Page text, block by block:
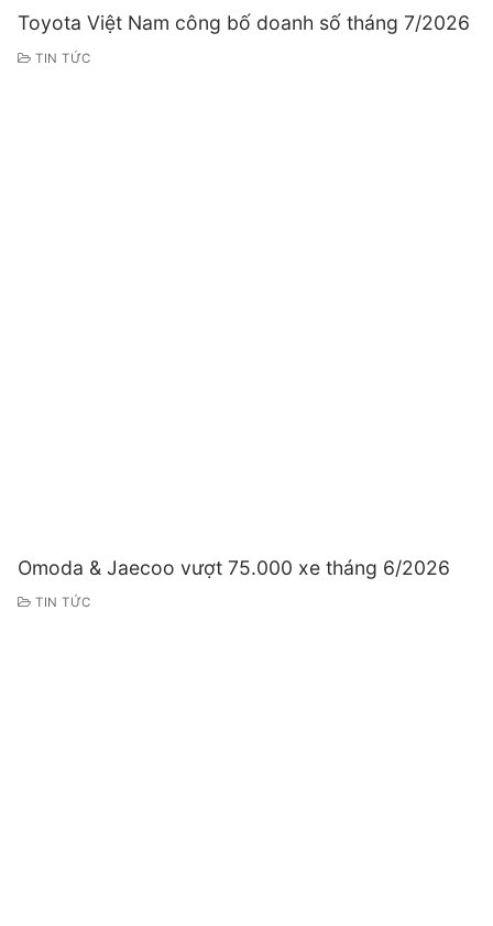
Toyota Việt Nam công bố doanh số tháng 7/2026
TIN TỨC
Omoda & Jaecoo vượt 75.000 xe tháng 6/2026
TIN TỨC